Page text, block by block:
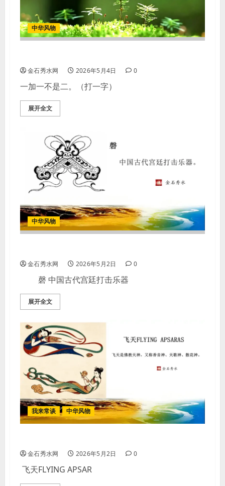
中华风物
金石秀水网 2026年5月4日 0
一加一不是二。（打一字）
展开全文
中华风物
金石秀水网 2026年5月2日 0
磬 中国古代宫廷打击乐器
展开全文
我来常谈 中华风物
金石秀水网 2026年5月2日 0
飞天FLYING APSAR